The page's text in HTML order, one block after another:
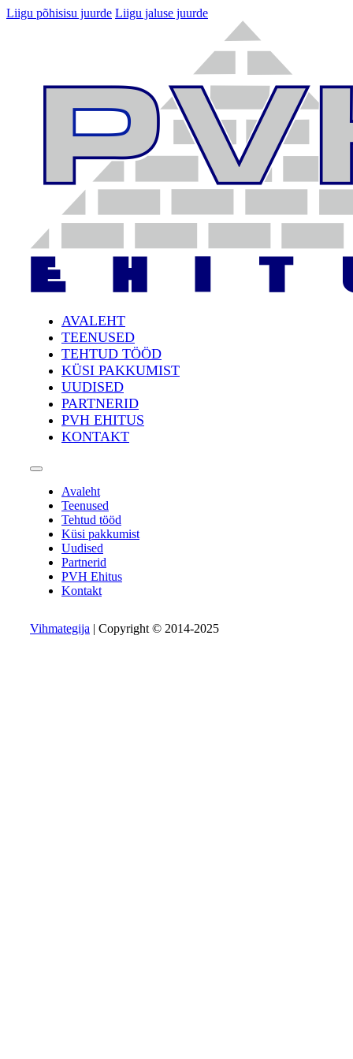
Liigu põhisisu juurde Liigu jaluse juurde
AVALEHT
TEENUSED
TEHTUD TÖÖD
KÜSI PAKKUMIST
UUDISED
PARTNERID
PVH EHITUS
KONTAKT
Avaleht
Teenused
Tehtud tööd
Küsi pakkumist
Uudised
Partnerid
PVH Ehitus
Kontakt
Vihmategija | Copyright © 2014-2025